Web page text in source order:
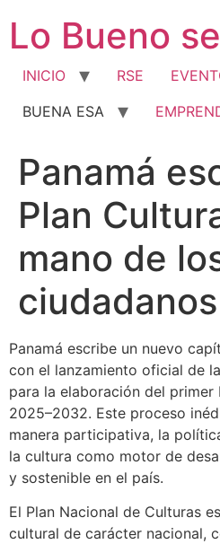
contenido
Lo Bueno
INICIO RSE
BUENA ESA
Panamá
Plan
mano de
ciudadanos
Panamá escribe un nuevo
con el lanzamiento oficial de
para la elaboración del primer
2025–2032. Este proceso
manera participativa, la
la cultura como motor de
y sostenible en el país.
El Plan Nacional de Culturas
cultural de carácter nacional,